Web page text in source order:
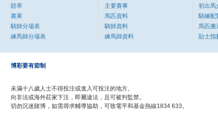
賠率
賽果
騎師分場表
練馬師分場表
主要賽事
馬匹資料
騎師資料
練馬師資料
初出馬
騎練配
馬匹搬
貼士指
博彩要有節制
未滿十八歲人士不得投注或進入可投注的地方。
向非法或海外莊家下注，即屬違法，且可被判監禁。
切勿沉迷賭博，如需尋求輔導協助，可致電平和基金熱線1834 633。